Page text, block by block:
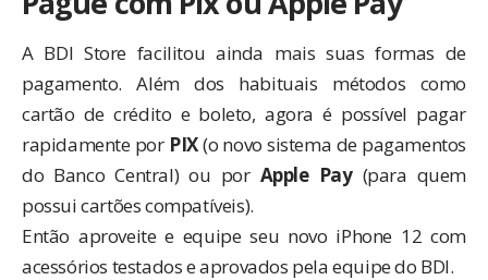
A BDI Store facilitou ainda mais suas formas de
pagamento. Além dos habituais métodos como
cartão de crédito e boleto, agora é possível pagar
rapidamente por PIX(o novo sistema de pagamentos
do Banco Central) ou por Apple Pay(para quem
possui cartões compatíveis).
Então aproveite e equipe seu novo iPhone 12 com
acessórios testados e aprovados pela equipe do BDI.